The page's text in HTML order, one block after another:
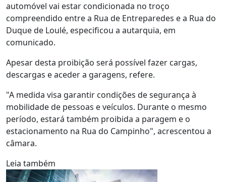
automóvel vai estar condicionada no troço
compreendido entre a Rua de Entreparedes e a Rua do
Duque de Loulé, especificou a autarquia, em
comunicado.
Apesar desta proibição será possível fazer cargas,
descargas e aceder a garagens, refere.
"A medida visa garantir condições de segurança à
mobilidade de pessoas e veículos. Durante o mesmo
período, estará também proibida a paragem e o
estacionamento na Rua do Campinho", acrescentou a
câmara.
Leia também